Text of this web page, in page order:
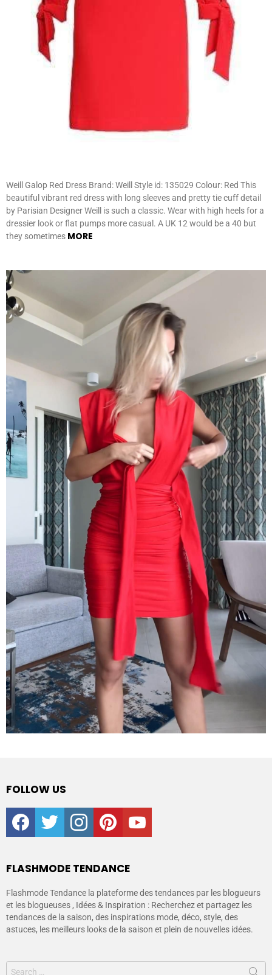
Weill Galop Red Dress Brand: Weill Style id: 135029 Colour: Red This
beautiful vibrant red dress with long sleeves and pretty tie cuff detail
by Parisian Designer Weill is such a classic. Wear with high heels for a
dressier look or flat pumps more casual. A UK 12 would be a 40 but
they sometimes MORE
FOLLOW US
facebooktwitter instagrampinterestyoutube
FLASHMODE TENDANCE
Flashmode Tendance la plateforme des tendances par les blogueurs
et les blogueuses , Idées & Inspiration : Recherchez et partagez les
tendances de la saison, des inspirations mode, déco, style, des
astuces, les meilleurs looks de la saison et plein de nouvelles idées.